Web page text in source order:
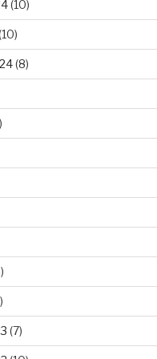
(10)
(8)
(7)